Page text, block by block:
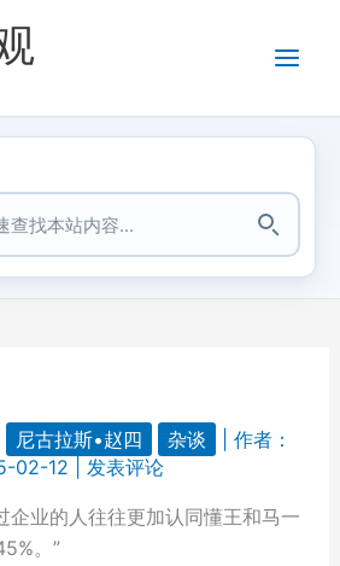
尼古拉斯•赵四 杂谈
| 作者：
02-12 发表评论
企业的人往往更加认同懂王和马一
。”